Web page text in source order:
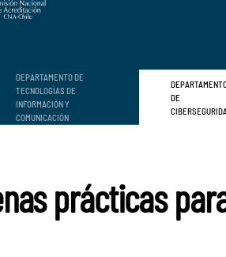
DEPARTAMENTO DE
TECNOLOGÍAS DE
INFORMACIÓN Y
COMUNICACIÓN
DE
prácticas